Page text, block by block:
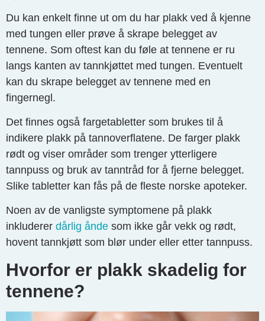
Du kan enkelt finne ut om du har plakk ved å kjenne
med tungen eller prøve å skrape belegget av
tennene. Som oftest kan du føle at tennene er ru
langs kanten av tannkjøttet med tungen. Eventuelt
kan du skrape belegget av tennene med en
fingernegl.
Det finnes også fargetabletter som brukes til å
indikere plakk på tannoverflatene. De farger plakk
rødt og viser områder som trenger ytterligere
tannpuss og bruk av tanntråd for å fjerne belegget.
Slike tabletter kan fås på de fleste norske apoteker.
Noen av de vanligste symptomene på plakk
inkluderer dårlig ånde som ikke går vekk og rødt,
hovent tannkjøtt som blør under eller etter tannpuss.
Hvorfor er plakk skadelig for
tennene?